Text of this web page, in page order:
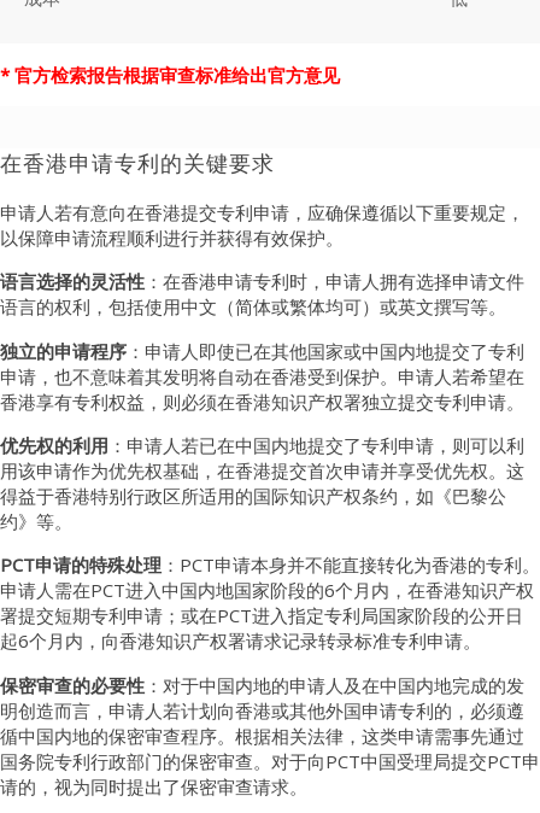
* 官方检索报告根据审查标准给出官方意见
在香港申请专利的关键要求
申请人若有意向在香港提交专利申请，应确保遵循以下重要规定，
以保障申请流程顺利进行并获得有效保护。
语言选择的灵活性 ：在香港申请专利时，申请人拥有选择申请文件
语言的权利，包括使用中文（简体或繁体均可）或英文撰写等。
独立的申请程序 ：申请人即使已在其他国家或中国内地提交了专利
申请，也不意味着其发明将自动在香港受到保护。申请人若希望在
香港享有专利权益，则必须在香港知识产权署独立提交专利申请。
优先权的利用 ：申请人若已在中国内地提交了专利申请，则可以利
用该申请作为优先权基础，在香港提交首次申请并享受优先权。这
得益于香港特别行政区所适用的国际知识产权条约，如《巴黎公
约》等。
PCT申请的特殊处理 ：PCT申请本身并不能直接转化为香港的专利。
申请人需在PCT进入中国内地国家阶段的6个月内，在香港知识产权
署提交短期专利申请；或在PCT进入指定专利局国家阶段的公开日
起6个月内，向香港知识产权署请求记录转录标准专利申请。
保密审查的必要性 ：对于中国内地的申请人及在中国内地完成的发
明创造而言，申请人若计划向香港或其他外国申请专利的，必须遵
循中国内地的保密审查程序。根据相关法律，这类申请需事先通过
国务院专利行政部门的保密审查。对于向PCT中国受理局提交PCT申
请的，视为同时提出了保密审查请求。